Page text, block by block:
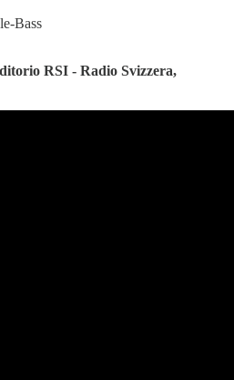
Bass
RSI - Radio Svizzera,